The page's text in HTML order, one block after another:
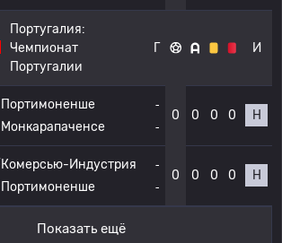
Португалия:
Чемпионат
Португалии
Г И
Портимоненше
Монкарапаченсе
-
-
0 0 0 0 Н
Комерсью-Индустрия
Портимоненше
-
-
0 0 0 0 Н
Показать ещё